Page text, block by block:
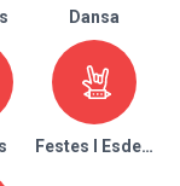
Dansa
Festes I